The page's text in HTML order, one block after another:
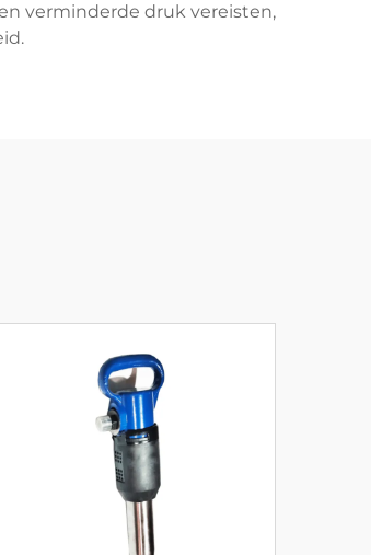
verminderde druk vereisten,